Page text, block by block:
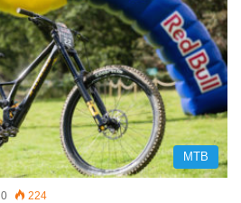
MTB
0 224